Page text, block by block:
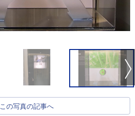
この写真の記事へ